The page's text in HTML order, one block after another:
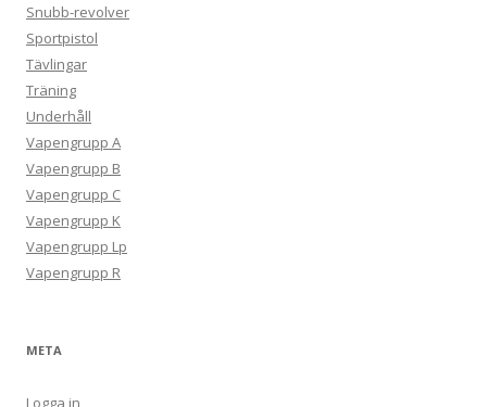
Snubb-revolver
Sportpistol
Tävlingar
Träning
Underhåll
Vapengrupp A
Vapengrupp B
Vapengrupp C
Vapengrupp K
Vapengrupp Lp
Vapengrupp R
META
Logga in